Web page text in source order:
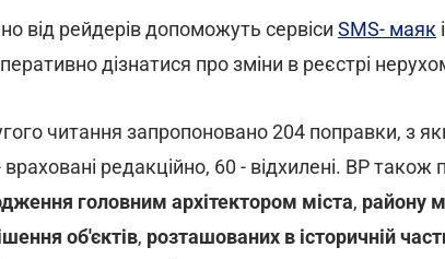
від рейдерів допоможуть сервіси SMS- маяк і
дізнатися про зміни в реєстрі
читання запропоновано 204 поправки, з
враховані редакційно, 60 - відхилені. ВР
головним архітектором міста, району
об'єктів, розташованих в історичній